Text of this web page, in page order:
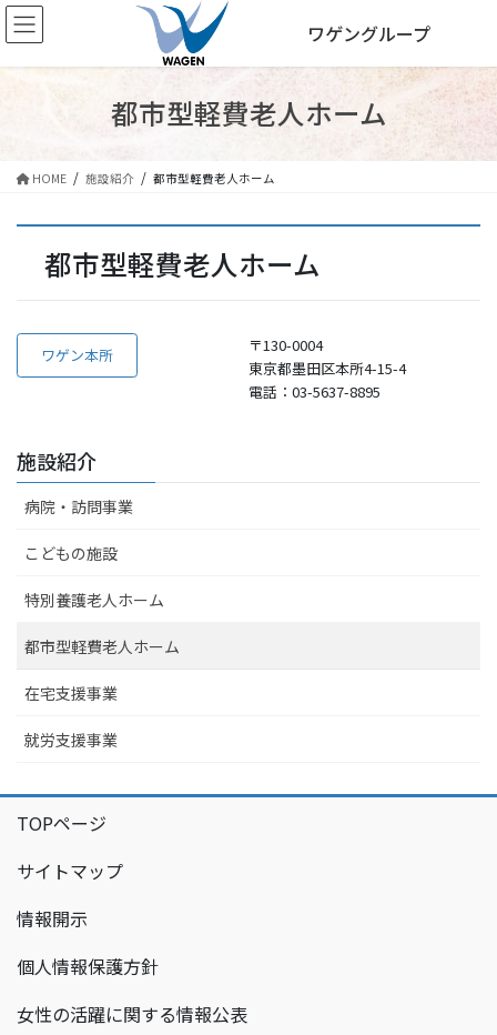
コ
ン
ナ
ビ
ワゲングループ
都市型軽費老人ホーム
HOME 施設紹介 都市型軽費老人ホーム
都市型軽費老人ホーム
ワゲン本所
〒130-0004
東京都墨田区本所4-15-4
電話：03-5637-8895
施設紹介
病院・訪問事業
こどもの施設
特別養護老人ホーム
都市型軽費老人ホーム
在宅支援事業
就労支援事業
TOPページ
サイトマップ
情報開示
個人情報保護方針
女性の活躍に関する情報公表